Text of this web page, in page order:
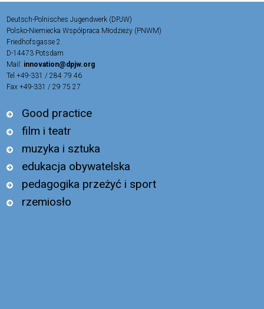
Deutsch-Polnisches Jugendwerk (DPJW)
Polsko-Niemiecka Współpraca Młodzieży (PNWM)
Friedhofsgasse 2
D-14473 Potsdam
Mail: innovation@dpjw.org
Tel +49-331 / 284 79 46
Fax +49-331 / 29 75 27
Good practice
film i teatr
muzyka i sztuka
edukacja obywatelska
pedagogika przeżyć i sport
rzemiosło